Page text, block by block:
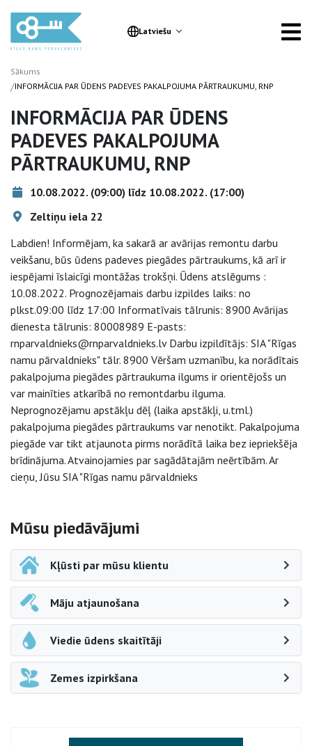
Latviešu
Sākums
/INFORMĀCIJA PAR ŪDENS PADEVES PAKALPOJUMA PĀRTRAUKUMU, RNP
INFORMĀCIJA PAR ŪDENS
PADEVES PAKALPOJUMA
PĀRTRAUKUMU, RNP
10.08.2022. (09:00) līdz 10.08.2022. (17:00)
Zeltiņu iela 22
Labdien! Informējam, ka sakarā ar avārijas remontu darbu
veikšanu, būs ūdens padeves piegādes pārtraukums, kā arī ir
iespējami īslaicīgi montāžas trokšņi. Ūdens atslēgums :
10.08.2022. Prognozējamais darbu izpildes laiks: no
plkst.09:00 līdz 17:00 Informatīvais tālrunis: 8900 Avārijas
dienesta tālrunis: 80008989 E-pasts:
rnparvaldnieks@rnparvaldnieks.lv Darbu izpildītājs: SIA "Rīgas
namu pārvaldnieks" tālr. 8900 Vēršam uzmanību, ka norādītais
pakalpojuma piegādes pārtraukuma ilgums ir orientējošs un
var mainīties atkarībā no remontdarbu ilguma.
Neprognozējamu apstākļu dēļ (laika apstākļi, u.tml.)
pakalpojuma piegādes pārtraukums var nenotikt. Pakalpojuma
piegāde var tikt atjaunota pirms norādītā laika bez iepriekšēja
brīdinājuma. Atvainojamies par sagādātajām neērtībām. Ar
cieņu, Jūsu SIA "Rīgas namu pārvaldnieks
Sāna navigācija
Mūsu piedāvājumi
Kļūsti par mūsu klientu
Māju atjaunošana
Viedie ūdens skaitītāji
Zemes izpirkšana